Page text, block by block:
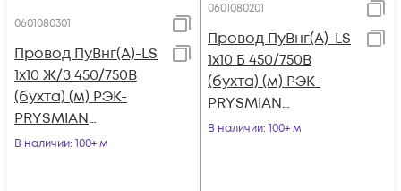
0601080301
Провод ПуВнг(А)-LS
1х10 Ж/З 450/750В
(бухта) (м) РЭК-
PRYSMIAN
0601080301
В наличии: 100+ м
0601080201
Провод ПуВнг(А)-LS
1х10 Б 450/750В
(бухта) (м) РЭК-
PRYSMIAN
0601080201
В наличии: 100+ м